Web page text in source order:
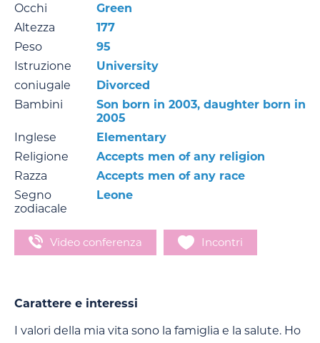
Occhi
Green
Altezza
177
Peso
95
Istruzione
University
coniugale
Divorced
Bambini
Son born in 2003, daughter born in
2005
Inglese
Elementary
Religione
Accepts men of any religion
Razza
Accepts men of any race
Segno
zodiacale
Leone
Video conferenza Incontri
Carattere e interessi
I valori della mia vita sono la famiglia e la salute. Ho